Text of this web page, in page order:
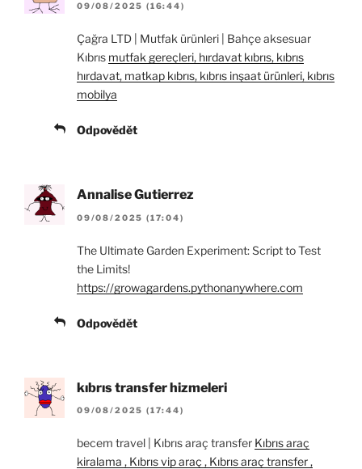
09/08/2025 (16:44)
Çağra LTD | Mutfak ürünleri | Bahçe aksesuar
Kıbrıs mutfak gereçleri, hırdavat kıbrıs, kıbrıs
hırdavat, matkap kıbrıs, kıbrıs inşaat ürünleri, kıbrıs
mobilya
Odpovědět
Annalise Gutierrez
09/08/2025 (17:04)
The Ultimate Garden Experiment: Script to Test
the Limits!
https://growagardens.pythonanywhere.com
Odpovědět
kıbrıs transfer hizmeleri
09/08/2025 (17:44)
becem travel | Kıbrıs araç transfer Kıbrıs araç
kiralama , Kıbrıs vip araç , Kıbrıs araç transfer ,